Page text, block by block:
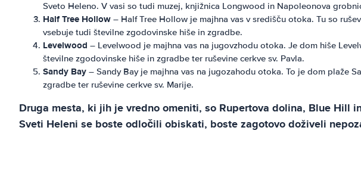
Sveto Heleno. V vasi so tudi muzej, knjižnica Longwood in Napoleonova
Half Tree Hollow – Half Tree Hollow je majhna vas v središču otoka. Tu so
vsebuje tudi številne zgodovinske hiše in zgradbe.
Levelwood – Levelwood je majhna vas na jugovzhodu otoka. Je dom hiše
številne zgodovinske hiše in zgradbe ter ruševine cerkve sv. Pavla.
Sandy Bay – Sandy Bay je majhna vas na jugozahodu otoka. To je dom plaže
zgradbe ter ruševine cerkve sv. Marije.
Druga mesta, ki jih je vredno omeniti, so Rupertova dolina, Blue Hill
Sveti Heleni se boste odločili obiskati, boste zagotovo doživeli